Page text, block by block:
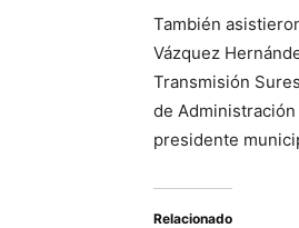
También
Vázquez
Transmisión
de
presidente
Relacionado